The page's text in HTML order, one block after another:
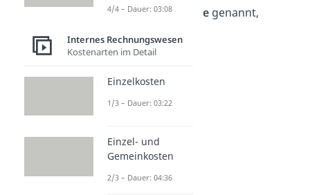
Economies of Scalegenannt,
profitieren.
4/4 – Dauer: 03:08
Internes Rechnungswesen
Kostenarten im Detail
Einzelkosten
1/3 – Dauer: 03:22
Einzel- und
Gemeinkosten
2/3 – Dauer: 04:36